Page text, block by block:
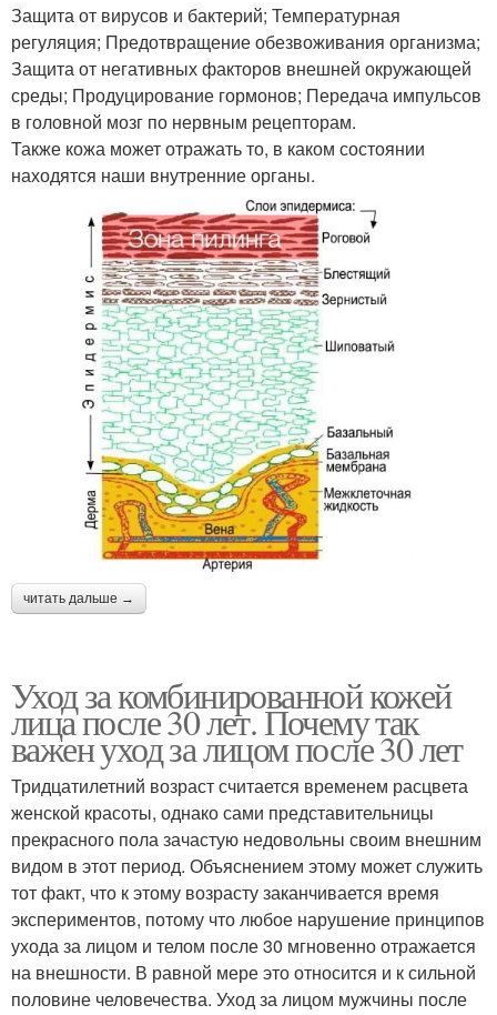
Защита от вирусов и бактерий; Температурная
регуляция; Предотвращение обезвоживания организма;
Защита от негативных факторов внешней окружающей
среды; Продуцирование гормонов; Передача импульсов
в головной мозг по нервным рецепторам.
Также кожа может отражать то, в каком состоянии
находятся наши внутренние органы.
читать дальше →
Уход за комбинированной кожей
лица после 30 лет. Почему так
важен уход за лицом после 30 лет
Тридцатилетний возраст считается временем расцвета
женской красоты, однако сами представительницы
прекрасного пола зачастую недовольны своим внешним
видом в этот период. Объяснением этому может служить
тот факт, что к этому возрасту заканчивается время
экспериментов, потому что любое нарушение принципов
ухода за лицом и телом после 30 мгновенно отражается
на внешности. В равной мере это относится и к сильной
половине человечества. Уход за лицом мужчины после